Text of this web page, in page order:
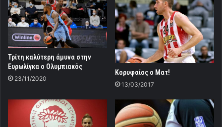
Τρίτη καλύτερη άμυνα στην
Ευρωλίγκα ο Ολυμπιακός
23/11/2020
Κορυφαίος ο Ματ!
13/03/2017